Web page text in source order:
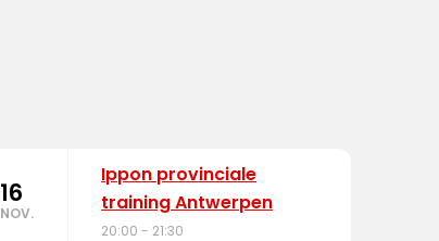
16
NOV.
Ippon provinciale
training Antwerpen
20:00 - 21:30